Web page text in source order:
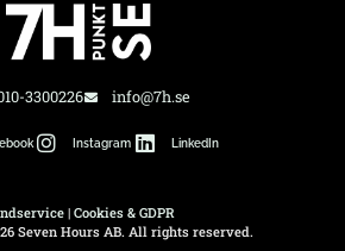
3300226 info@7h.se
Instagram LinkedIn
| Cookies & GDPR
Seven Hours AB. All rights reserved.